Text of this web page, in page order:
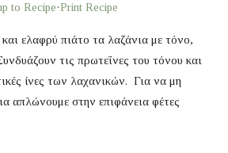
to Recipe·Print Recipe
ελαφρύ πιάτο τα λαζάνια με τόνο,
τις πρωτεΐνες του τόνου και
ίνες των λαχανικών. Για να μη
απλώνουμε στην επιφάνεια φέτες